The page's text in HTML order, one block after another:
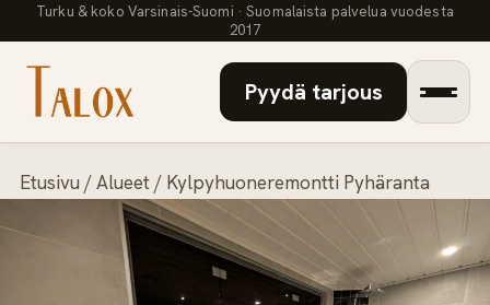
Turku & koko Varsinais-Suomi · Suomalaista palvelua vuodesta
2017
Palvelut▾
Referenssit
Pyydä tarjous
Etusivu /Alueet / Kylpyhuoneremontti Pyhäranta